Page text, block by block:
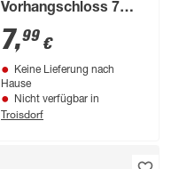
Vorhangschloss 771
F 40 Berlin SB
7,99 €
Keine Lieferung nach
Hause
Nicht verfügbar in
Troisdorf